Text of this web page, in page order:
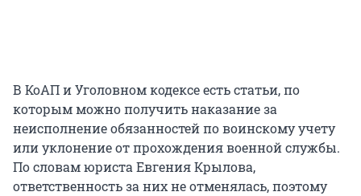
В КоАП и Уголовном кодексе есть статьи, по
которым можно получить наказание за
неисполнение обязанностей по воинскому учету
или уклонение от прохождения военной службы.
По словам юриста Евгения Крылова,
ответственность за них не отменялась, поэтому